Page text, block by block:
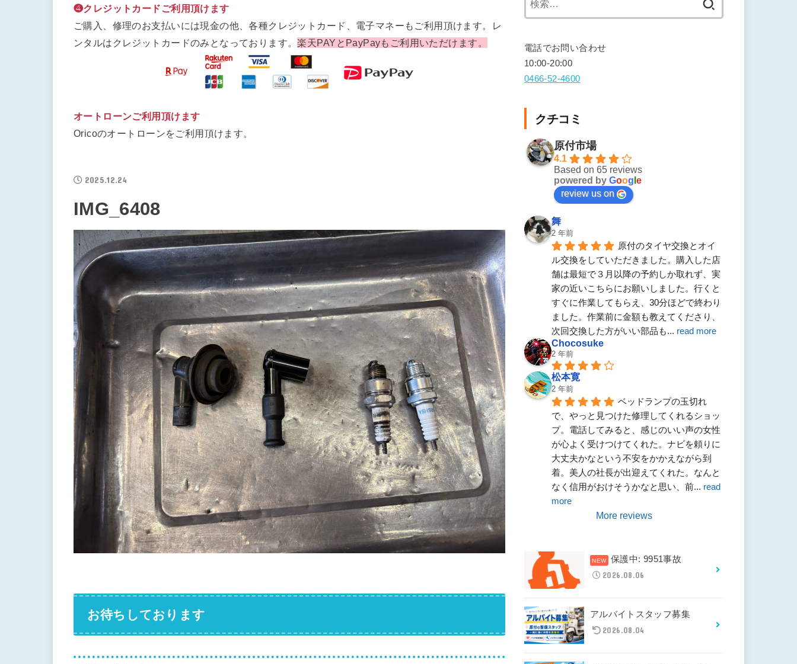
❹クレジットカードご利用頂けます
ご購入、修理のお支払いには現金の他、各種クレジットカード、電子マネーもご利用頂けます。レ
ンタルはクレジットカードのみとなっております。楽天PAYとPayPayもご利用いただけます。
オートローンご利用頂けます
Oricoのオートローンをご利用頂けます。
2025.12.24
IMG_6408
お待ちしております
電話でお問い合わせ
10:00-20:00
0466-52-4600
クチコミ
原付市場
4.1
Based on 65 reviews
powered by Goog e
review us on
舞
2 年前
原付のタイヤ交換とオイ
ル交換をしていただきました。購入した店
舗は最短で３月以降の予約しか取れず、実
家の近いこちらにお願いしました。行くと
すぐに作業してもらえ、30分ほどで終わり
ました。作業前に金額も教えてくださり、
次回交換した方がいい部品も... read more
Chocosuke
2 年前
松本寛
2 年前
ベッドランプの玉切れ
で、やっと見つけた修理してくれるショッ
プ。電話してみると、感じのいい声の女性
が心よく受けつけてくれた。ナビを頼りに
大丈夫かなという不安をかかえながら到
着。美人の社長が出迎えてくれた。なんと
なく信用がおけそうかなと思い、前... read
more
More reviews
保護中: 9951事故
2026.08.06
アルバイトスタッフ募集
2026.08.04